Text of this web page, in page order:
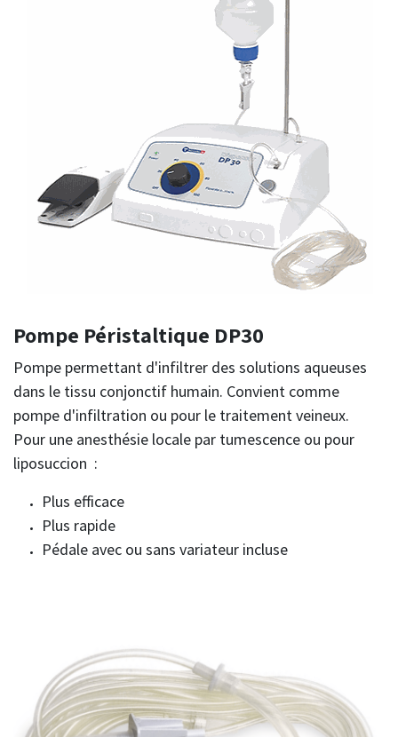
Pompe Péristaltique DP30
Pompe permettant d'infiltrer des solutions aqueuses
dans le tissu conjonctif humain. Convient comme
pompe d'infiltration ou pour le traitement veineux.
Pour une anesthésie locale par tumescence ou pour
liposuccion :
Plus efficace
Plus rapide
Pédale avec ou sans variateur incluse